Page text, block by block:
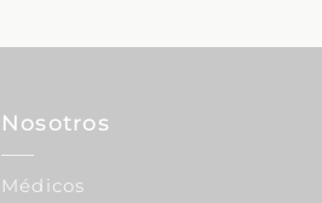
Nosotros
Médicos